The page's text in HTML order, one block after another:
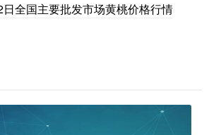
全国主要批发市场黄桃价格行情